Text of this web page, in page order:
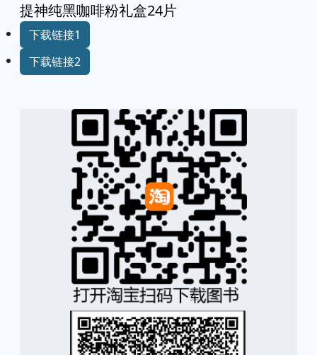
提神纯黑咖啡粉礼盒24片
下载链接1
下载链接2